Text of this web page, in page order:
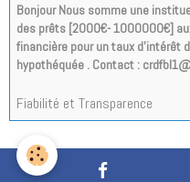
Bonjour Nous somme une
des prêts [2000€- 1000000€]
financière pour un taux d'intérêt
hypothéquée . Contact :
Fiabilité et Transparence
Tous les messages